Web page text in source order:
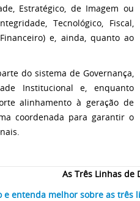
Estratégico, de Imagem ou
Tecnológico, Fiscal,
e, ainda, quanto ao
do sistema de Governança,
Institucional e, enquanto
alinhamento à geração de
coordenada para garantir o
As Três Linhas de
e entenda melhor sobre as três